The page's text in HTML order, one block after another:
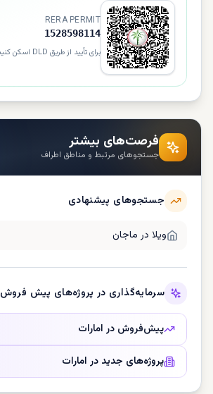
RERA PERMIT
1528598114
برای تأیید از طریق DLD اسکن کنید
فرصت‌های بیشتر
جستجوهای مرتبط و مناطق اطراف
جستجوهای پیشنهادی
ویلا در ماجان
سرمایه‌گذاری در پروژه‌های پیش فروش
پیش‌فروش در امارات
پروژه‌های جدید در امارات